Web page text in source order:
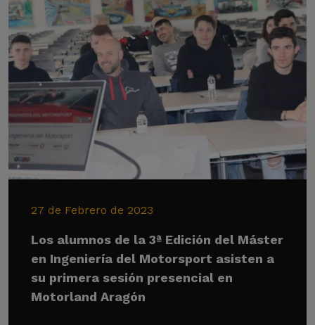
27 de Febrero de 2023
Los alumnos de la 3ª Edición del Máster
en Ingeniería del Motorsport asisten a
su primera sesión presencial en
Motorland Aragón